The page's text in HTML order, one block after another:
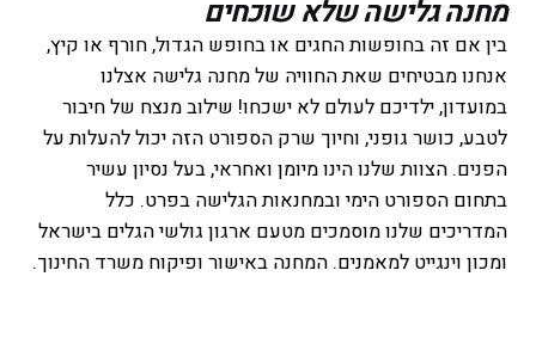
בין אם זה בחופשות החגים או בחופש הגדול, חורף או קיץ,
אנחנו מבטיחים שאת החוויה של מחנה גלישה אצלנו
במועדון, ילדיכם לעולם לא ישכחו! שילוב מנצח של חיבור
לטבע, כושר גופני, וחיוך שרק הספורט הזה יכול להעלות על
הפנים. הצוות שלנו הינו מיומן ואחראי, בעל נסיון עשיר
בתחום הספורט הימי ובמחנאות הגלישה בפרט. כלל
המדריכים שלנו מוסמכים מטעם ארגון גולשי הגלים בישראל
ומכון וינגייט למאמנים. המחנה באישור ופיקוח משרד החינוך.
מחנה גלישה שלא שוכחים